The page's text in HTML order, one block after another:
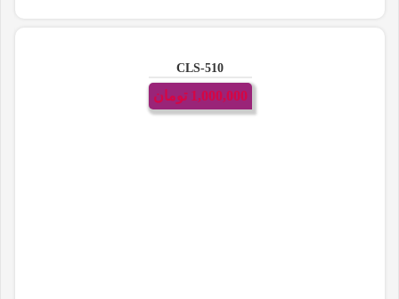
CLS-510
1,000,000 تومان